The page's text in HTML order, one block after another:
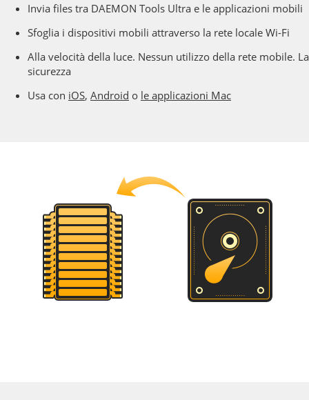
Invia files tra DAEMON Tools Ultra e le applicazioni mobili
Sfoglia i dispositivi mobili attraverso la rete locale Wi-Fi
Alla velocità della luce. Nessun utilizzo della rete mobile.
sicurezza
Usa con iOS, Android o le applicazioni Mac